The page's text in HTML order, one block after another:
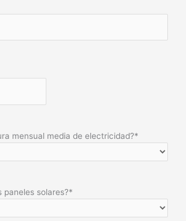
mensual media de electricidad?*
paneles solares?*